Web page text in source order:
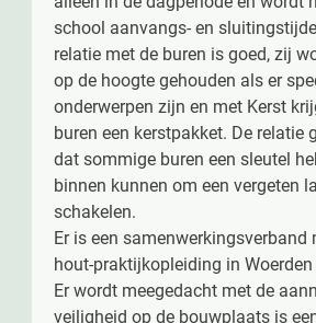
school aanvangs- en
relatie met de buren is goed, zij
op de hoogte gehouden als er
onderwerpen zijn en met Kerst
buren een kerstpakket. De relatie
dat sommige buren een sleutel
binnen kunnen om een vergeten
schakelen.
Er is een samenwerkingsverband
hout-praktijkopleiding in Woerden
Er wordt meegedacht met de
veiligheid op de bouwplaats is